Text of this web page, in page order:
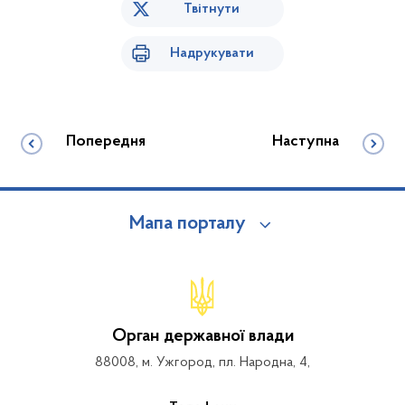
Твітнути
Надрукувати
Попередня Наступна
Мапа порталу
Орган державної влади
88008, м. Ужгород, пл. Народна, 4,